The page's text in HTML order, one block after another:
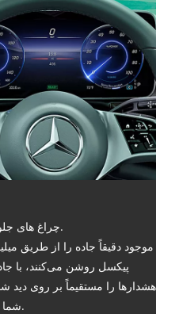
چراغ های جلو که روشن کننده و روشن کننده است.
پیکسل روشن می‌کنند، با
هشدارها را مستقیماً بر روی دید
شما استقبال می‌کنند و خداحافظی می‌کنند.